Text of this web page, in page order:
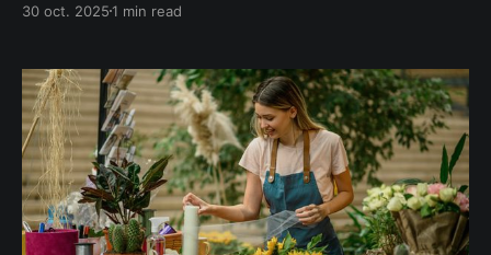
alertas para no perder crédito fiscal.
30 oct. 20251 min read